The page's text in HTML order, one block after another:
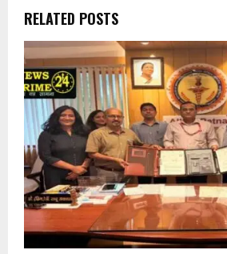
RELATED POSTS